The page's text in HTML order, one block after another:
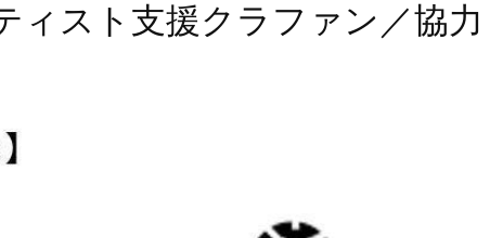
ィスト支援クラファン／協力